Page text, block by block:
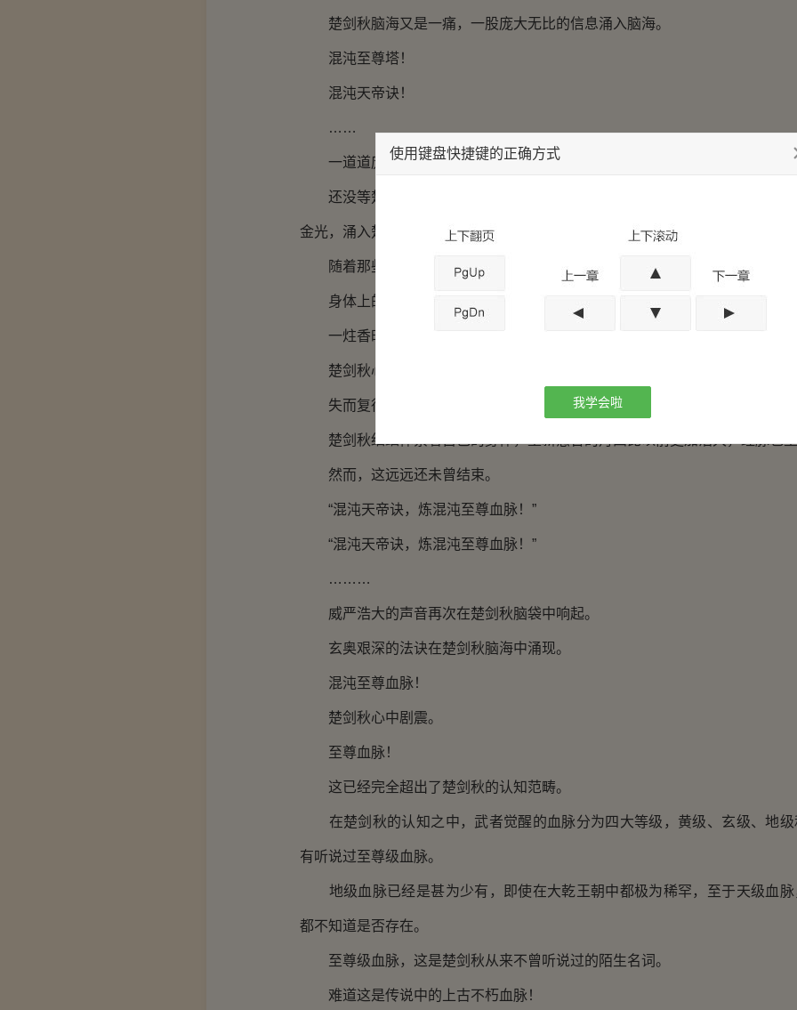
楚剑秋脑海又是一痛，一股庞大无比的信息涌入脑海。
混沌至尊塔！
混沌天帝诀！
……
一道道庞大的信息几乎撑爆了楚剑秋的脑海。
还没等楚剑秋消化那些惊人的信息，那尊高大巍峨的黑塔忽然“嗡”的一声
金光，涌入楚剑秋身体。
随着那些金光的涌入，楚剑秋破碎的丹田开始愈合，断裂的经脉也开始接续
身体上的惊人变化使得楚剑秋神魂退出了那方空间。
一炷香时间过去，楚剑秋破碎的丹田便已经完全愈合，断裂的经脉也都接续
楚剑秋心中狂喜，激动得几乎流下泪来。
失而复得，才知道曾经拥有的东西的珍贵！
楚剑秋细细体察着自己的身体，重新愈合的丹田比以前更加浩大，经脉也坚
然而，这远远还未曾结束。
“混沌天帝诀，炼混沌至尊血脉！”
“混沌天帝诀，炼混沌至尊血脉！”
………
威严浩大的声音再次在楚剑秋脑袋中响起。
玄奥艰深的法诀在楚剑秋脑海中涌现。
混沌至尊血脉！
楚剑秋心中剧震。
至尊血脉！
这已经完全超出了楚剑秋的认知范畴。
在楚剑秋的认知之中，武者觉醒的血脉分为四大等级，黄级、玄级、地级
有听说过至尊级血脉。
地级血脉已经是甚为少有，即使在大乾王朝中都极为稀罕，至于天级血脉
都不知道是否存在。
至尊级血脉，这是楚剑秋从来不曾听说过的陌生名词。
难道这是传说中的上古不朽血脉！
使用键盘快捷键的正确方式
我学会啦